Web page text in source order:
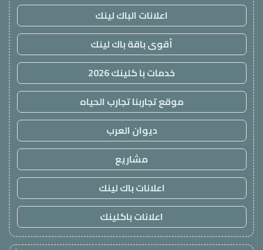
اعلانات الباك لينك
أقوى باقة باك لينك
خدمات با كلينك 2026
موقع تجاربنا تجارب الحياه
ديوان العرب
مشاريع
اعلانات باك لينك
اعلانات باكلينك